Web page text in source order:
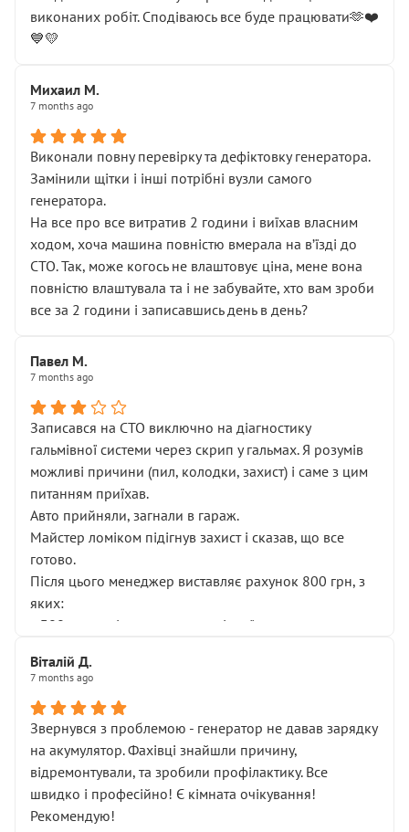
виконаних робіт. Сподіваюсь все буде працювати🫶❤️
💙💛
Михаил М.
7 months ago
Виконали повну перевірку та дефіктовку генератора.
Замінили щітки і інші потрібні вузли самого
генератора.
На все про все витратив 2 години і виїхав власним
ходом, хоча машина повністю вмерала на вʼїзді до
СТО. Так, може когось не влаштовує ціна, мене вона
повністю влаштувала та і не забувайте, хто вам зроби
все за 2 години і записавшись день в день?
Павел М.
7 months ago
Записався на СТО виключно на діагностику
гальмівної системи через скрип у гальмах. Я розумів
можливі причини (пил, колодки, захист) і саме з цим
питанням приїхав.
Авто прийняли, загнали в гараж.
Майстер ломіком підігнув захист і сказав, що все
готово.
Після цього менеджер виставляє рахунок 800 грн, з
яких:
• 300 грн — діагностика гальмівної системи
НЕ погоджував
послуга. Тим більше, я був поруч і жодної реальної
діагностики ходової не проводилось. Після
зауваження гроші за цю “послугу” повернули, що
лише підтвердило мою правоту.
Але головне — я виїжджаю з боксу, і скрип у гальмах
залишився таким самим, як і був. Тобто оплачена
Віталій Д.
7 months ago
Звернувся з проблемою - генератор не давав зарядку
на акумулятор. Фахівці знайшли причину,
відремонтували, та зробили профілактику. Все
швидко і професійно! Є кімната очікування!
Рекомендую!